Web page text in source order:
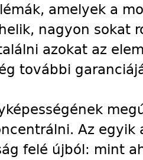
amelyek a
nagyon sokat
azokat az
további
Az
felé újból: mint